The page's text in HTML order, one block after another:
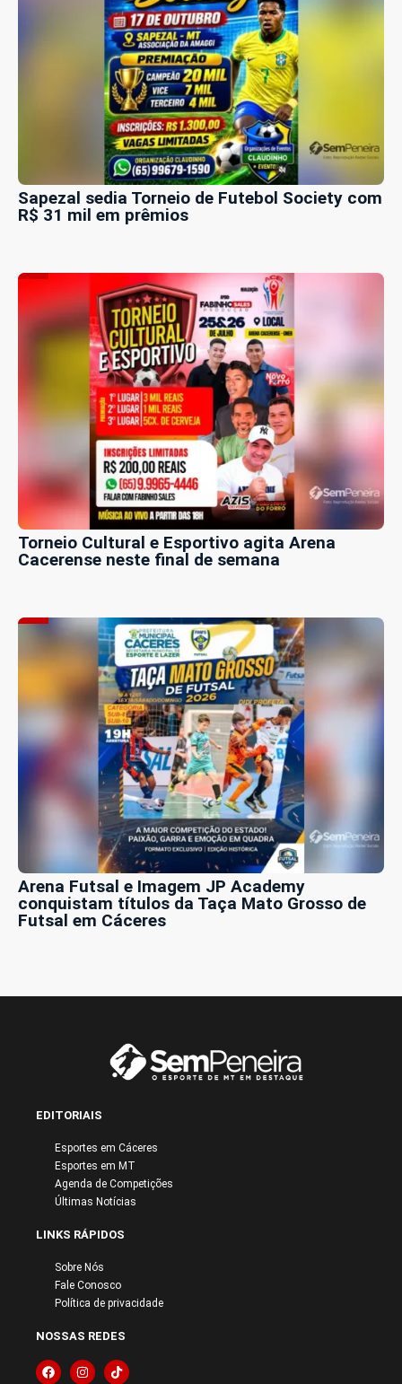
Sapezal sedia Torneio de Futebol Society com
R$ 31 mil em prêmios
Torneio Cultural e Esportivo agita Arena
Cacerense neste final de semana
Arena Futsal e Imagem JP Academy
conquistam títulos da Taça Mato Grosso de
Futsal em Cáceres
EDITORIAIS
Esportes em Cáceres
Esportes em MT
Agenda de Competições
Últimas Notícias
LINKS RÁPIDOS
Sobre Nós
Fale Conosco
Política de privacidade
NOSSAS REDES